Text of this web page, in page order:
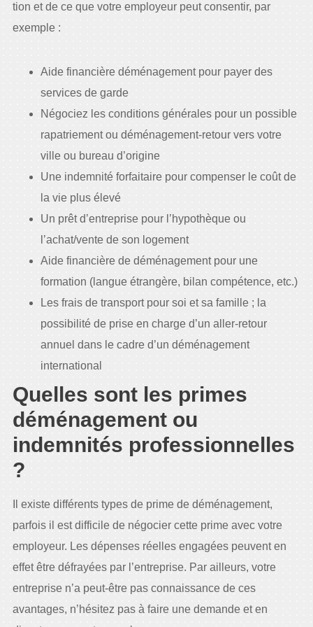
tion et de ce que votre employeur peut consentir, par
exemple :
Aide financière déménagement pour payer des
services de garde
Négociez les conditions générales pour un possible
rapatriement ou déménagement-retour vers votre
ville ou bureau d’origine
Une indemnité forfaitaire pour compenser le coût de
la vie plus élevé
Un prêt d’entreprise pour l’hypothèque ou
l’achat/vente de son logement
Aide financière de déménagement pour une
formation (langue étrangère, bilan compétence, etc.)
Les frais de transport pour soi et sa famille ; la
possibilité de prise en charge d’un aller-retour
annuel dans le cadre d’un déménagement
international
Quelles sont les primes
déménagement ou
indemnités professionnelles
?
Il existe différents types de prime de déménagement,
parfois il est difficile de négocier cette prime avec votre
employeur. Les dépenses réelles engagées peuvent en
effet être défrayées par l’entreprise. Par ailleurs, votre
entreprise n’a peut-être pas connaissance de ces
avantages, n’hésitez pas à faire une demande et en